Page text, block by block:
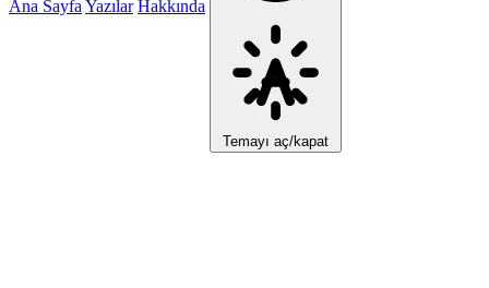
Ana Sayfa Yazılar Hakkında
Temayı aç/kapat